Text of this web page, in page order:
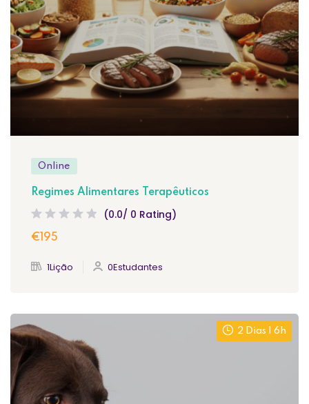
Online
Regimes Alimentares Terapêuticos
(0.0/ 0 Rating)
€195
1Lição 0Estudantes
2 Dias | 6h